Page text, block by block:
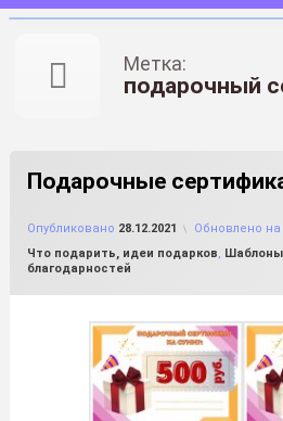
Метка:
подарочный
Подарочные
Опубликовано 28.12.2021 Обновлено на
Рубрики:
Что подарить, идеи подарков, Шаблоны
благодарностей